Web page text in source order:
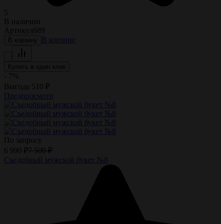
5
В наличии
Артикул 689
В корзину В корзине
Купить в один клик
- 7%
Выгода 510 ₽
Предпросмотр
По запросу
6 990 ₽7 500 ₽
Съедобный мужской букет №8